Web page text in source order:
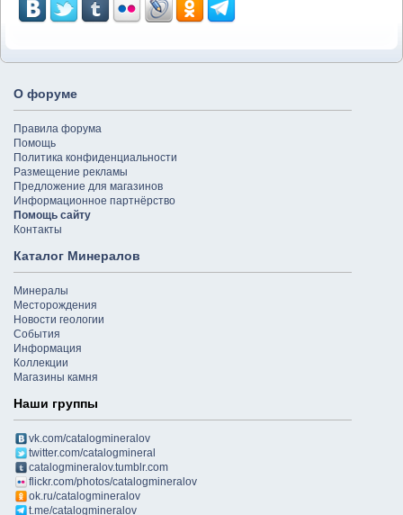
О форуме
Правила форума
Помощь
Политика конфиденциальности
Размещение рекламы
Предложение для магазинов
Информационное партнёрство
Помощь сайту
Контакты
Каталог Минералов
Минералы
Месторождения
Новости геологии
События
Информация
Коллекции
Магазины камня
Наши группы
vk.com/catalogmineralov
twitter.com/catalogmineral
catalogmineralov.tumblr.com
flickr.com/photos/catalogmineralov
ok.ru/catalogmineralov
t.me/catalogmineralov